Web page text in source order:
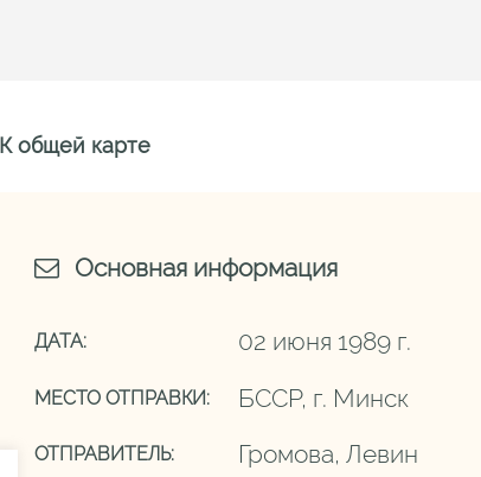
К общей карте
Основная информация
ДАТА: 02 июня 1989 г.
МЕСТО ОТПРАВКИ: БССР, г. Минск
ОТПРАВИТЕЛЬ: Громова, Левин